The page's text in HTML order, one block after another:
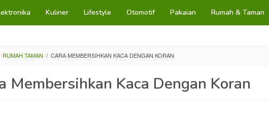
Kuliner Lifestyle Otomotif Pakaian Rumah & Taman
RUMAH TAMAN / CARA MEMBERSIHKAN KACA DENGAN KORAN
Membersihkan Kaca Dengan Koran